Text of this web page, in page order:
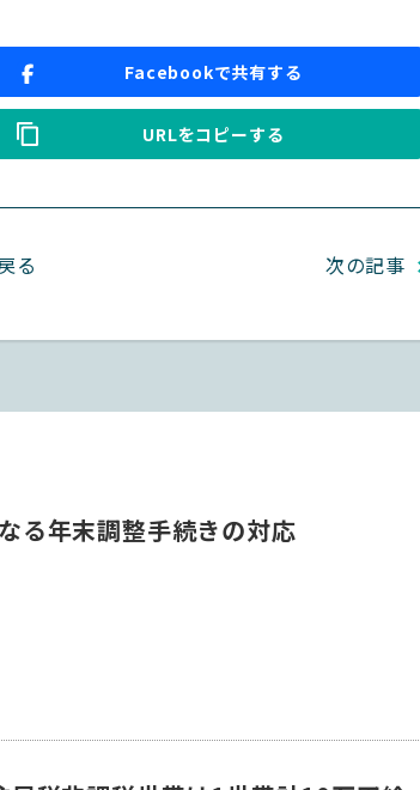
Facebookで共有する
URLをコピーする
る 次の記事
る年末調整手続きの対応